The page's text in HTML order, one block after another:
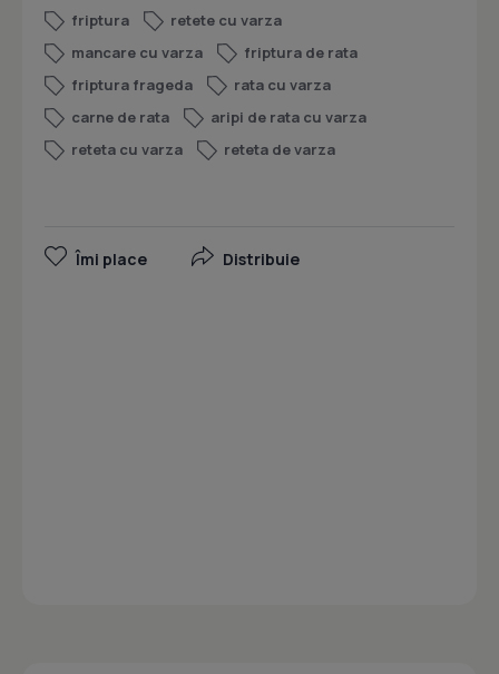
friptura
retete cu varza
mancare cu varza
friptura de rata
friptura frageda
rata cu varza
carne de rata
aripi de rata cu varza
reteta cu varza
reteta de varza
Îmi place Distribuie